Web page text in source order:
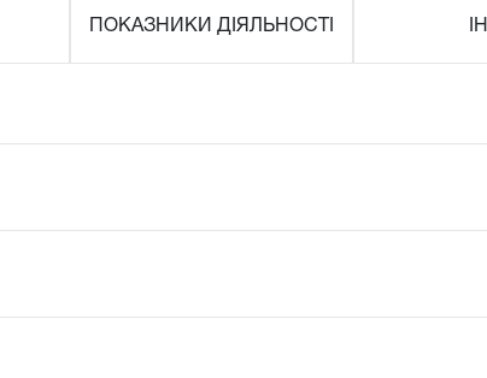
ПОКАЗНИКИ ДІЯЛЬНОСТІ